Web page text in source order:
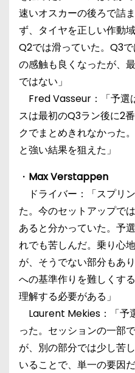
速いオスカーの後ろで詰
ず、タイヤを正しい作動
Q2では滑っていた。Q3
の感触も良くなったが、
ではない」
Fred Vasseur：「予選
スは最初のQ3ラン後に2
クでまとめきれなかった
と強い結果を狙えた」
・ Max Verstappen
ドライバー：「スプリ
た。今のセットアップで
あると分かっていた。予
れでも苦しんだ。乗り心
が、そうでない部分もあ
への基準作りを難しくす
理解する必要がある」
Laurent Mekies：「予
った。セッションの一部
が、別の部分では少し苦
いることで、単一の要因